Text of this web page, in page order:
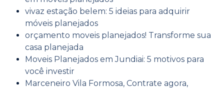
vivaz estação belem: 5 ideias para adquirir
móveis planejados
orçamento moveis planejados! Transforme sua
casa planejada
Moveis Planejados em Jundiai: 5 motivos para
você investir
Marceneiro Vila Formosa, Contrate agora,